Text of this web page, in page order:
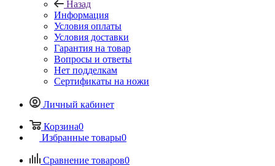
Назад
Информация
Условия оплаты
Условия доставки
Гарантия на товар
Вопросы и ответы
Нет подделкам
Сертификаты на ножи
Личный кабинет
Корзина0
Избранные товары0
Сравнение товаров0